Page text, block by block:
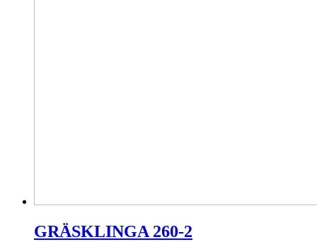
GRÄSKLINGA 260-2